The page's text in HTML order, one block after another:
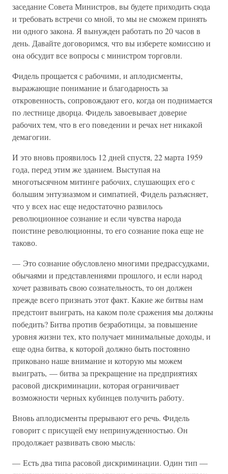
заседание Совета Министров, вы будете приходить сюда
и требовать встречи со мной, то мы не сможем принять
ни одного закона. Я вынужден работать по 20 часов в
день. Давайте договоримся, что вы изберете комиссию и
она обсудит все вопросы с министром торговли.
Фидель прощается с рабочими, и аплодисменты,
выражающие понимание и благодарность за
откровенность, сопровождают его, когда он поднимается
по лестнице дворца. Фидель завоевывает доверие
рабочих тем, что в его поведении и речах нет никакой
демагогии.
И это вновь проявилось 12 дней спустя, 22 марта 1959
года, перед этим же зданием. Выступая на
многотысячном митинге рабочих, слушающих его с
большим энтузиазмом и симпатией, Фидель разъясняет,
что у всех нас еще недостаточно развилось
революционное сознание и если чувства народа
поистине революционны, то его сознание пока еще не
таково.
— Это сознание обусловлено многими предрассудками,
обычаями и представлениями прошлого, и если народ
хочет развивать свою сознательность, то он должен
прежде всего признать этот факт. Какие же битвы нам
предстоит выиграть, на каком поле сражения мы должны
победить? Битва против безработицы, за повышение
уровня жизни тех, кто получает минимальные доходы, и
еще одна битва, к которой должно быть постоянно
приковано наше внимание и которую мы можем
выиграть, — битва за прекращение на предприятиях
расовой дискриминации, которая ограничивает
возможности черных кубинцев получить работу.
Вновь аплодисменты прерывают его речь. Фидель
говорит с присущей ему непринужденностью. Он
продолжает развивать свою мысль:
— Есть два типа расовой дискриминации. Один тип —